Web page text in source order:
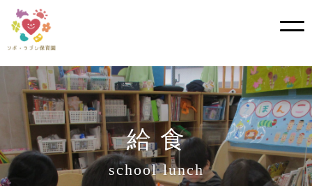
Skip
content
給 食
school lunch